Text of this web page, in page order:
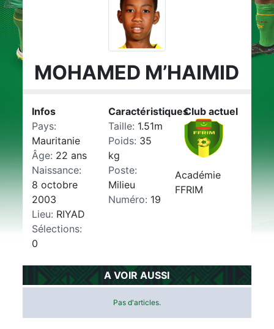
MOHAMED M’HAIMID
Infos
Pays:
Mauritanie
Âge: 22 ans
Naissance:
8 octobre
2003
Lieu: RIYAD
Sélections:
0
Caractéristiques
Taille: 1.51m
Poids: 35
kg
Poste:
Milieu
Numéro: 19
Club actuel
Académie
FFRIM
A VOIR AUSSI
Pas d'articles.